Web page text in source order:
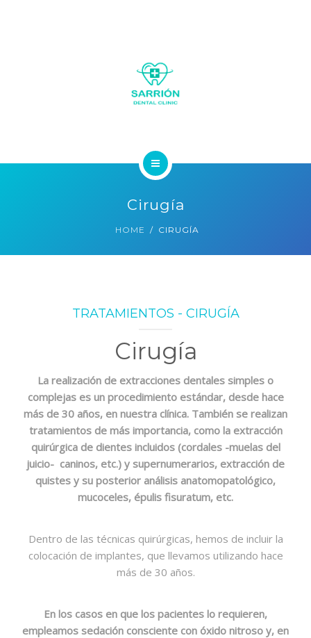
ODONTOLOGÍA HOLÍSTICA
Cirugía
HOME CIRUGÍA
TRATAMIENTOS - CIRUGÍA
Cirugía
La realización de extracciones dentales simples o
complejas es un procedimiento estándar, desde hace
más de 30 años, en nuestra clínica. También se realizan
tratamientos de más importancia, como la extracción
quirúrgica de dientes incluidos (cordales -muelas del
juicio- caninos, etc.) y supernumerarios, extracción de
quistes y su posterior análisis anatomopatológico,
mucoceles, épulis fisuratum, etc.
Dentro de las técnicas quirúrgicas, hemos de incluir la
colocación de implantes, que llevamos utilizando hace
más de 30 años.
En los casos en que los pacientes lo requieren,
empleamos sedación consciente con óxido nitroso y, en